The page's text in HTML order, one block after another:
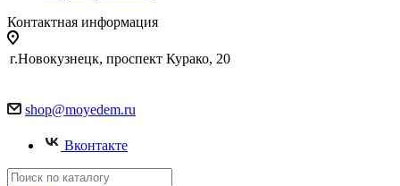
Контактная информация
г.Новокузнецк, проспект Курако, 20
shop@moyedem.ru
Вконтакте